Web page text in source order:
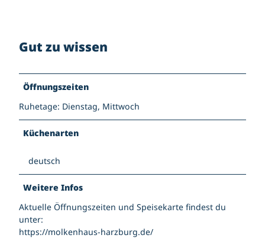
Gut zu wissen
Öffnungszeiten
Ruhetage: Dienstag, Mittwoch
Küchenarten
deutsch
Weitere Infos
Aktuelle Öffnungszeiten und Speisekarte findest du
unter:
https://molkenhaus-harzburg.de/